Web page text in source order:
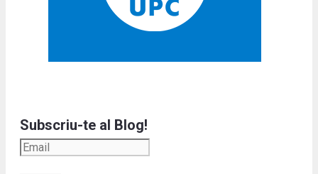
Subscriu-te al Blog!